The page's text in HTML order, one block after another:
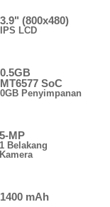
3.9" (800x480)
IPS LCD
0.5GB
MT6577 SoC
0GB Penyimpanan
5-MP
1 Belakang
Kamera
1400 mAh